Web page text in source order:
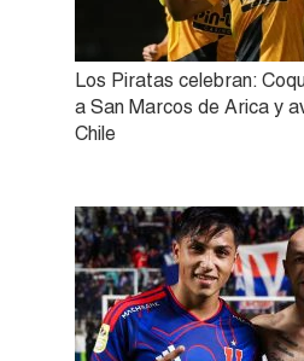
Los Piratas celebran:
a San Marcos de Arica y
Chile